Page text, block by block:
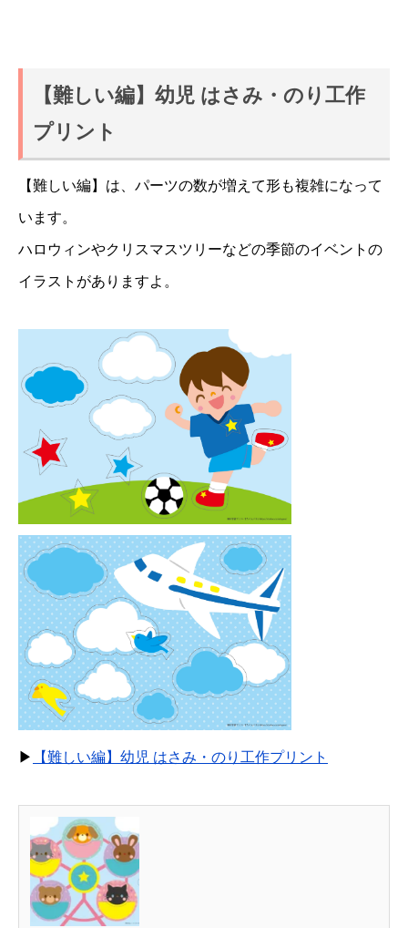
【難しい編】幼児 はさみ・のり工作
プリント
【難しい編】は、パーツの数が増えて形も複雑になって
います。
ハロウィンやクリスマスツリーなどの季節のイベントの
イラストがありますよ。
▶ 【難しい編】幼児 はさみ・のり工作プリント